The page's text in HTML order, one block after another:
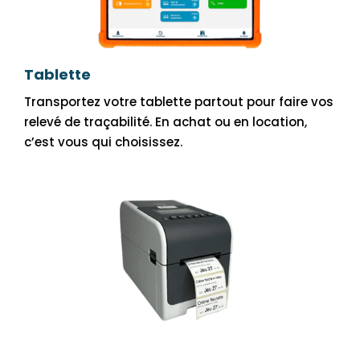
Tablette
Transportez votre tablette partout pour faire vos
relevé de traçabilité. En achat ou en location,
c’est vous qui choisissez.